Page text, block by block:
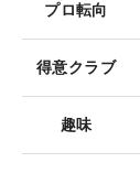
プロ転向
得意クラブ
趣味